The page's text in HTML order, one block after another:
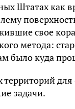
Штатах как
свое
метода:
было куда
задачи.